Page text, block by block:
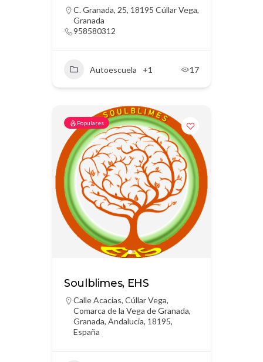
C. Granada, 25, 18195 Cúllar Vega,
Granada
958580312
Autoescuela +1 17
Populares
Soulblimes, EHS
Calle Acacias, Cúllar Vega,
Comarca de la Vega de Granada,
Granada, Andalucia, 18195,
España